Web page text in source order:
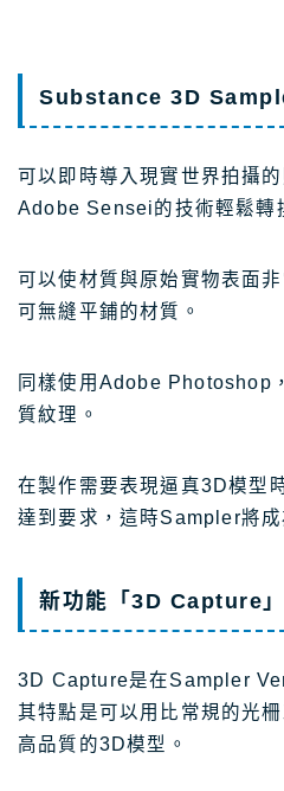
Substance 3D
可以即時導入現實世界拍攝
Adobe Sensei的技術輕鬆轉
可以使材質與原始實物表面
可無縫平鋪的材質。
同樣使用Adobe Photoshop
質紋理。
在製作需要表現逼真3D模型
達到要求，這時Sampler將成
新功能「3D Capture
3D Capture是在Sampler
其特點是可以用比常規的光
高品質的3D模型。